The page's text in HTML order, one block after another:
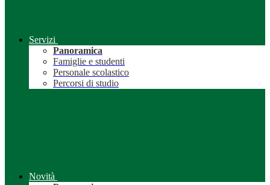
Servizi
Panoramica
Famiglie e studenti
Personale scolastico
Percorsi di studio
Novità